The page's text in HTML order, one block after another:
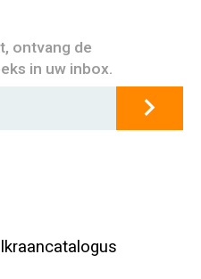
ontvang de
in uw inbox.